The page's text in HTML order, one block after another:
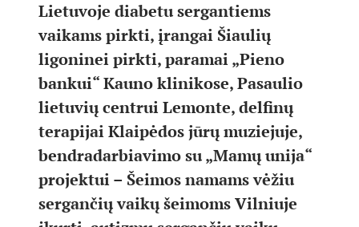
Lietuvoje diabetu sergantiems
vaikams pirkti, įrangai Šiaulių
ligoninei pirkti, paramai „Pieno
bankui“ Kauno klinikose, Pasaulio
lietuvių centrui Lemonte, delfinų
terapijai Klaipėdos jūrų muziejuje,
bendradarbiavimo su „Mamų unija“
projektui – Šeimos namams vėžiu
sergančių vaikų šeimoms Vilniuje